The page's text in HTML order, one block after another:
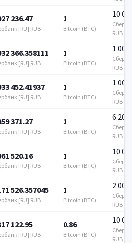
236.47
[RU] RUB
1
Bitcoin (BTC)
10
RUB
366.358111
[RU] RUB
1
Bitcoin (BTC)
1 000
RUB
452.41937
[RU] RUB
1
Bitcoin (BTC)
1 000
RUB
371.27
[RU] RUB
1
Bitcoin (BTC)
6 200
RUB
520.16
[RU] RUB
1
Bitcoin (BTC)
10
RUB
526.357045
[RU] RUB
1
Bitcoin (BTC)
2 000
RUB
122.95
[RU] RUB
0.86
Bitcoin (BTC)
10
RUB